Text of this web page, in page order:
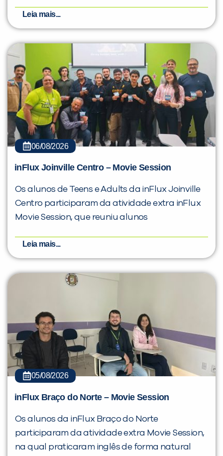
Leia mais...
06/08/2026
inFlux Joinville Centro – Movie Session
Os alunos de Teens e Adults da inFlux Joinville
Centro participaram da atividade extra inFlux
Movie Session, que reuniu alunos
Leia mais...
05/08/2026
inFlux Braço do Norte – Movie Session
Os alunos da inFlux Braço do Norte
participaram da atividade extra Movie Session,
na qual praticaram inglês de forma natural